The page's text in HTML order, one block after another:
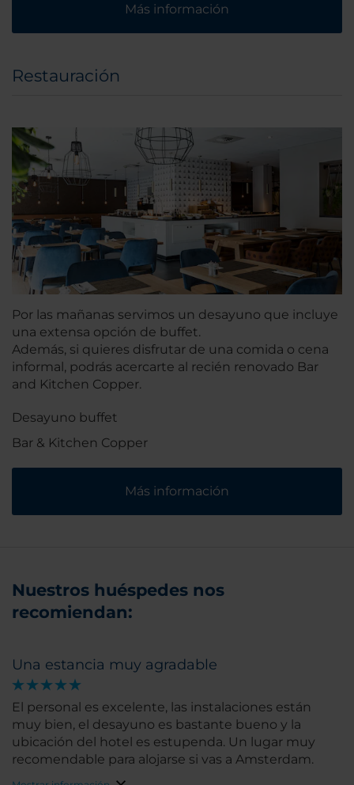
Más información
Restauración
Por las mañanas servimos un desayuno que incluye
una extensa opción de buffet.
Además, si quieres disfrutar de una comida o cena
informal, podrás acercarte al recién renovado Bar
and Kitchen Copper.
Desayuno buffet
Bar & Kitchen Copper
Más información
Nuestros huéspedes nos
recomiendan:
Una estancia muy agradable
El personal es excelente, las instalaciones están
muy bien, el desayuno es bastante bueno y la
ubicación del hotel es estupenda. Un lugar muy
recomendable para alojarse si vas a Amsterdam.